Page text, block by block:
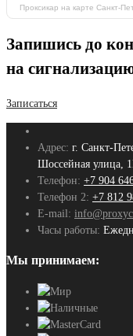
Проксикар на карте Санкт-
Запишись до
на
Записаться
Адрес: г. Санкт-
Шоссейная улица,
Телефон: +7 904
Телефон 2: +7 812
E-mail:
Часы работы:
Мы принимаем: